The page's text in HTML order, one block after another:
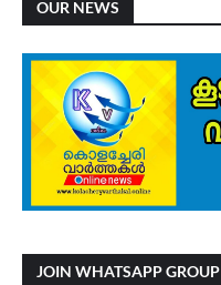
OUR NEWS
JOIN WHATSAPP GROUP